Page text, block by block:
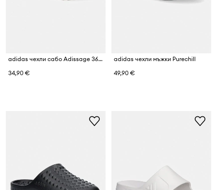
adidas чехли сабо Adissage 360REC
34,90 €
adidas чехли мъжки Purechill
49,90 €